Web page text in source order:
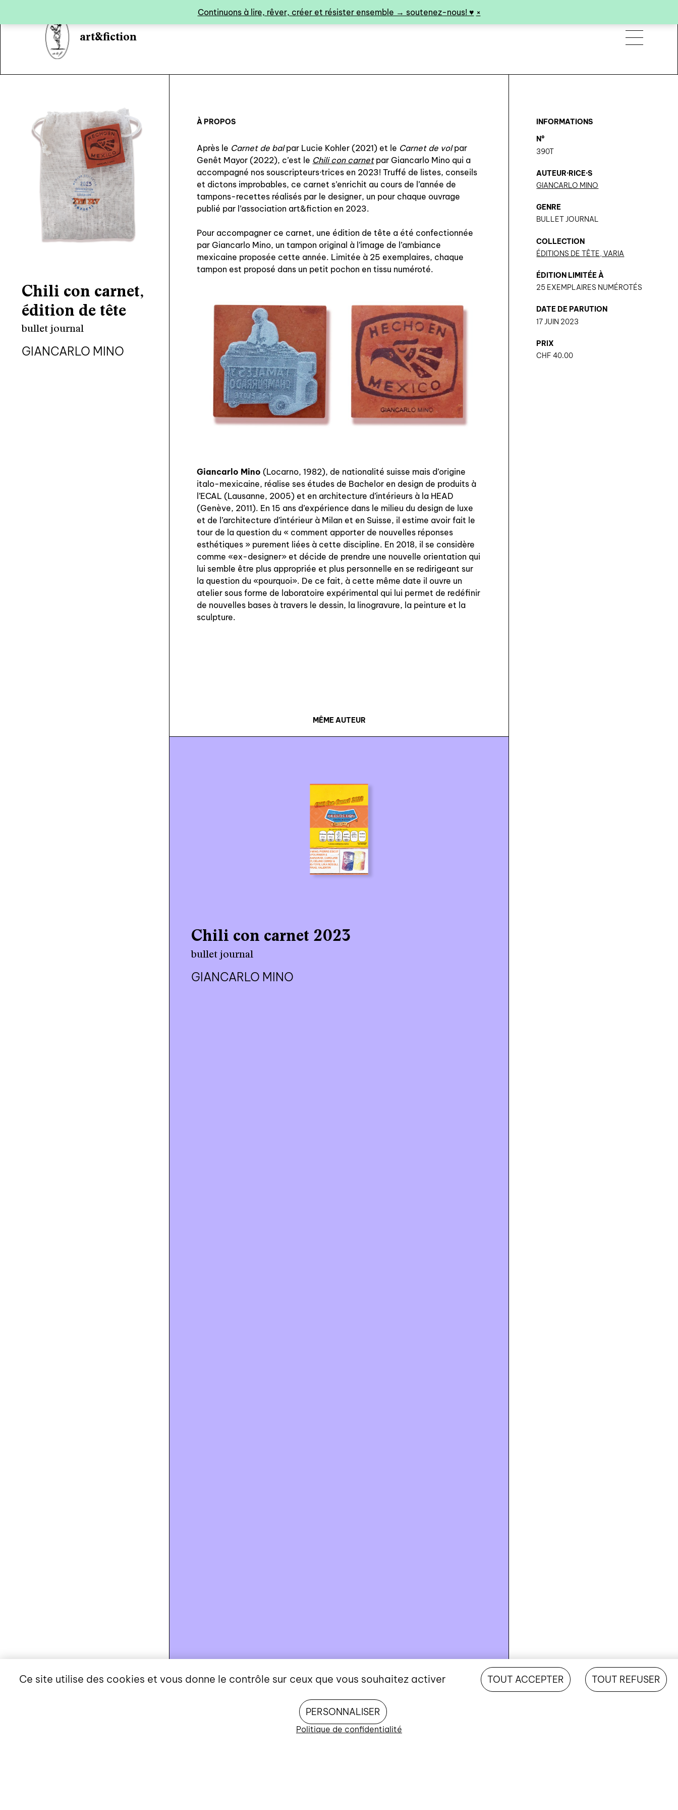
Continuons à lire, rêver, créer et résister ensemble → soutenez-nous! ♥︎ ×
art&fiction
0
catalogue ↓
catalogue complet
à paraître
éditions de tête
agenda
au-delà du livre ↓
artistes en résidence
lectures performées
qui sommes-nous? ↓
éditions d’artistes
publications
sonar/genève
portraits
engagement durable
Chili con carnet,
édition de tête
bullet journal
GIANCARLO MINO
À PROPOS
Après le Carnet de balpar Lucie Kohler (2021) et le Carnet de volpar
Genêt Mayor (2022), c’est le Chili con carnetpar Giancarlo Mino qui a
accompagné nos souscripteurs·trices en 2023! Truffé de listes, conseils
et dictons improbables, ce carnet s’enrichit au cours de l’année de
tampons-recettes réalisés par le designer, un pour chaque ouvrage
publié par l’association art&fiction en 2023.
Pour accompagner ce carnet, une édition de tête a été confectionnée
par Giancarlo Mino, un tampon original à l’image de l’ambiance
mexicaine proposée cette année. Limitée à 25 exemplaires, chaque
tampon est proposé dans un petit pochon en tissu numéroté.
Giancarlo Mino (Locarno, 1982), de nationalité suisse mais d’origine
italo-mexicaine, réalise ses études de Bachelor en design de produits à
l’ECAL (Lausanne, 2005) et en architecture d’intérieurs à la HEAD
(Genève, 2011). En 15 ans d’expérience dans le milieu du design de luxe
et de l’architecture d’intérieur à Milan et en Suisse, il estime avoir fait le
tour de la question du « comment apporter de nouvelles réponses
esthétiques » purement liées à cette discipline. En 2018, il se considère
comme «ex-designer» et décide de prendre une nouvelle orientation qui
lui semble être plus appropriée et plus personnelle en se redirigeant sur
la question du «pourquoi». De ce fait, à cette même date il ouvre un
atelier sous forme de laboratoire expérimental qui lui permet de redéfinir
de nouvelles bases à travers le dessin, la linogravure, la peinture et la
sculpture.
MÊME AUTEUR
Chili con carnet 2023
bullet journal
GIANCARLO MINO
INFORMATIONS
N°
390T
AUTEUR·RICE·S
GIANCARLO MINO
GENRE
BULLET JOURNAL
COLLECTION
ÉDITIONS DE TÊTE, VARIA
ÉDITION LIMITÉE À
25 EXEMPLAIRES NUMÉROTÉS
DATE DE PARUTION
17 JUIN 2023
PRIX
CHF 40.00
Ce site utilise des cookies et vous donne le contrôle sur ceux que vous souhaitez activer TOUT ACCEPTER TOUT REFUSER
PERSONNALISER
Politique de confidentialité